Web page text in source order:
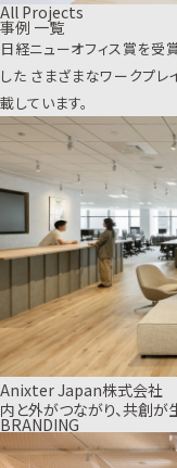
All Projects
事例 一覧
日経ニューオフィス賞を受
した さまざまなワークプレ
載しています。
Anixter Japan株式会社
内と外がつながり、共創が
BRANDING